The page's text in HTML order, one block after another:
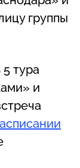
группы
тура
и